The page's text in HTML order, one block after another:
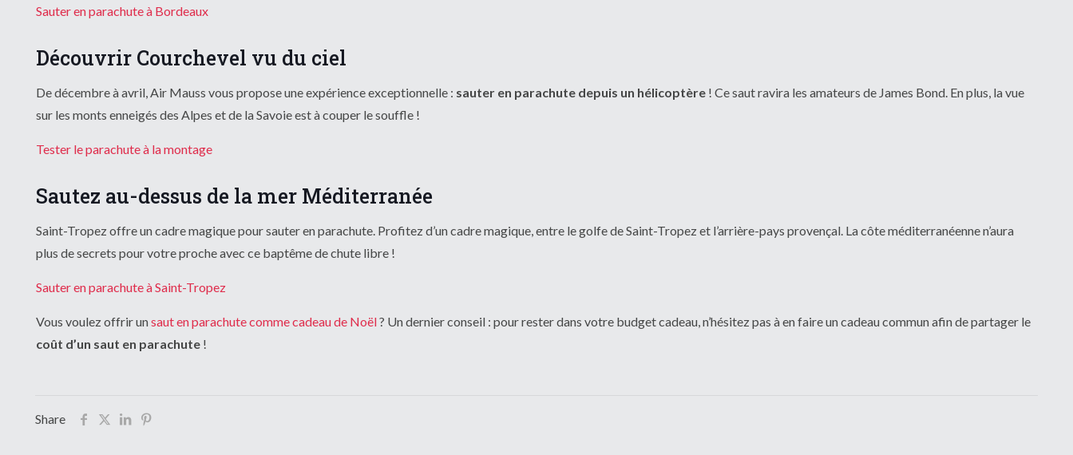
Sauter en parachute à Bordeaux
Découvrir Courchevel vu du ciel
De décembre à avril, Air Mauss vous propose une expérience exceptionnelle : sauter en parachute depuis un hélicoptère! Ce saut ravira les amateurs de James Bond. En plus, la vue
sur les monts enneigés des Alpes et de la Savoie est à couper le souffle !
Tester le parachute à la montage
Sautez au-dessus de la mer Méditerranée
Saint-Tropez offre un cadre magique pour sauter en parachute. Profitez d’un cadre magique, entre le golfe de Saint-Tropez et l’arrière-pays provençal. La côte méditerranéenne n’aura
plus de secrets pour votre proche avec ce baptême de chute libre !
Sauter en parachute à Saint-Tropez
Vous voulez offrir unsaut en parachute comme cadeau de Noël? Un dernier conseil : pour rester dans votre budget cadeau, n’hésitez pas à en faire un cadeau commun afin de partager le
coût d’un saut en parachute!
Share